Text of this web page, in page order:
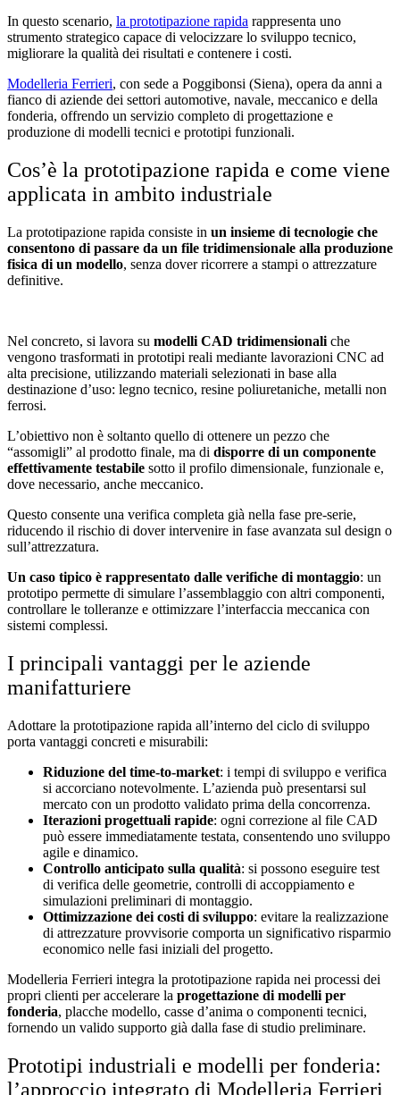
In questo scenario, la prototipazione rapida rappresenta uno
strumento strategico capace di velocizzare lo sviluppo tecnico,
migliorare la qualità dei risultati e contenere i costi.
Modelleria Ferrieri, con sede a Poggibonsi (Siena), opera da anni a
fianco di aziende dei settori automotive, navale, meccanico e della
fonderia, offrendo un servizio completo di progettazione e
produzione di modelli tecnici e prototipi funzionali.
Cos’è la prototipazione rapida e come viene
applicata in ambito industriale
La prototipazione rapida consiste in un insieme di tecnologie che
consentono di passare da un file tridimensionale alla produzione
fisica di un modello, senza dover ricorrere a stampi o attrezzature
definitive.
Nel concreto, si lavora su modelli CAD tridimensionali che
vengono trasformati in prototipi reali mediante lavorazioni CNC ad
alta precisione, utilizzando materiali selezionati in base alla
destinazione d’uso: legno tecnico, resine poliuretaniche, metalli non
ferrosi.
L’obiettivo non è soltanto quello di ottenere un pezzo che
“assomigli” al prodotto finale, ma di disporre di un componente
effettivamente testabile sotto il profilo dimensionale, funzionale e,
dove necessario, anche meccanico.
Questo consente una verifica completa già nella fase pre-serie,
riducendo il rischio di dover intervenire in fase avanzata sul design o
sull’attrezzatura.
Un caso tipico è rappresentato dalle verifiche di montaggio: un
prototipo permette di simulare l’assemblaggio con altri componenti,
controllare le tolleranze e ottimizzare l’interfaccia meccanica con
sistemi complessi.
I principali vantaggi per le aziende
manifatturiere
Adottare la prototipazione rapida all’interno del ciclo di sviluppo
porta vantaggi concreti e misurabili:
Riduzione del time-to-market: i tempi di sviluppo e verifica
si accorciano notevolmente. L’azienda può presentarsi sul
mercato con un prodotto validato prima della concorrenza.
Iterazioni progettuali rapide: ogni correzione al file CAD
può essere immediatamente testata, consentendo uno sviluppo
agile e dinamico.
Controllo anticipato sulla qualità: si possono eseguire test
di verifica delle geometrie, controlli di accoppiamento e
simulazioni preliminari di montaggio.
Ottimizzazione dei costi di sviluppo: evitare la realizzazione
di attrezzature provvisorie comporta un significativo risparmio
economico nelle fasi iniziali del progetto.
Modelleria Ferrieri integra la prototipazione rapida nei processi dei
propri clienti per accelerare la progettazione di modelli per
fonderia, placche modello, casse d’anima o componenti tecnici,
fornendo un valido supporto già dalla fase di studio preliminare.
Prototipi industriali e modelli per fonderia:
l’approccio integrato di Modelleria Ferrieri